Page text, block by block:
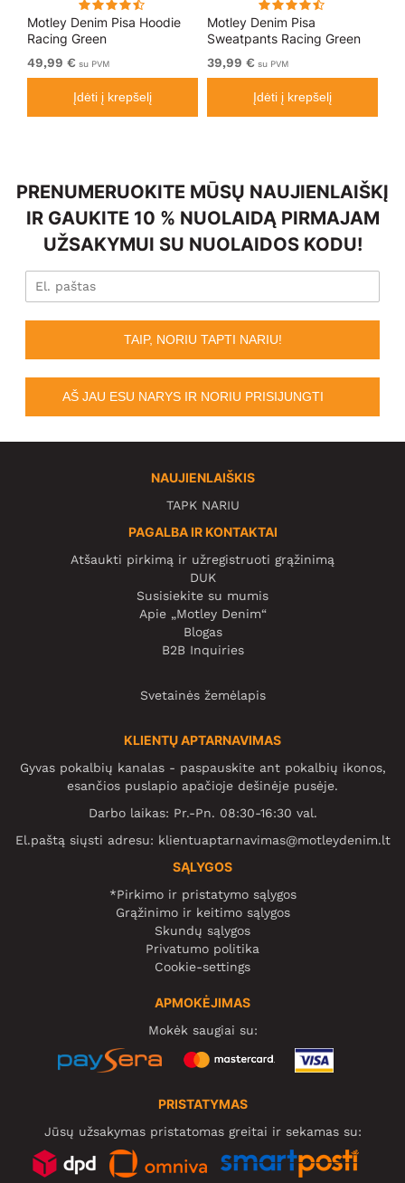
Motley Denim Pisa Hoodie
Racing Green
49,99 € su PVM
Įdėti į krepšelį
Motley Denim Pisa
Sweatpants Racing Green
39,99 € su PVM
Įdėti į krepšelį
PRENUMERUOKITE MŪSŲ NAUJIENLAIŠKĮ
IR GAUKITE 10 % NUOLAIDĄ PIRMAJAM
UŽSAKYMUI SU NUOLAIDOS KODU!
TAIP, NORIU TAPTI NARIU!
AŠ JAU ESU NARYS IR NORIU PRISIJUNGTI
NAUJIENLAIŠKIS
TAPK NARIU
PAGALBA IR KONTAKTAI
Atšaukti pirkimą ir užregistruoti grąžinimą
DUK
Susisiekite su mumis
Apie „Motley Denim“
Blogas
B2B Inquiries
Svetainės žemėlapis
KLIENTŲ APTARNAVIMAS
Gyvas pokalbių kanalas - paspauskite ant pokalbių ikonos,
esančios puslapio apačioje dešinėje pusėje.
Darbo laikas: Pr.-Pn. 08:30-16:30 val.
El.paštą siųsti adresu: klientuaptarnavimas@motleydenim.lt
SĄLYGOS
*Pirkimo ir pristatymo sąlygos
Grąžinimo ir keitimo sąlygos
Skundų sąlygos
Privatumo politika
Cookie-settings
APMOKĖJIMAS
Mokėk saugiai su:
PRISTATYMAS
Jūsų užsakymas pristatomas greitai ir sekamas su: